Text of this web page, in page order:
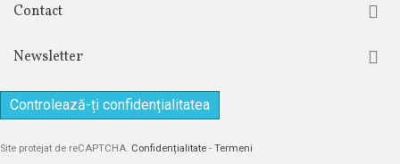
Contact
Newsletter
Controlează-ți confidențialitatea
Site protejat de reCAPTCHA. Confidențialitate - Termeni